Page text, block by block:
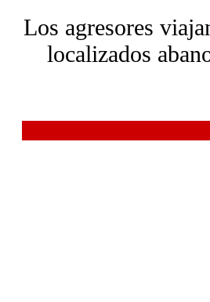
Los agresores
localizados